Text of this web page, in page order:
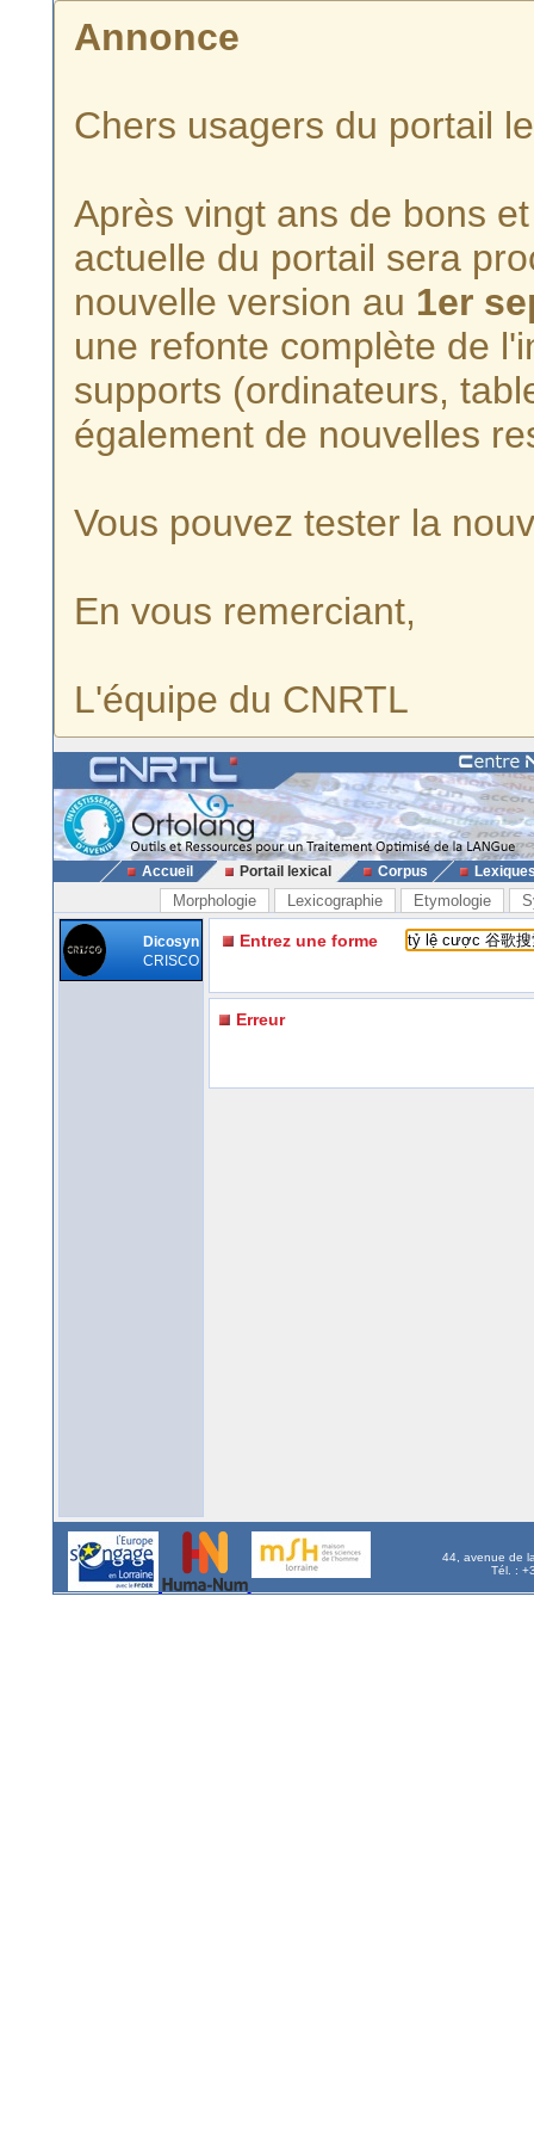
Annonce
Chers usagers du portail
Après vingt ans de bons
actuelle du portail sera
nouvelle version au 1er
une refonte complète de
supports (ordinateurs,
également de nouvelles
Vous pouvez tester la
En vous remerciant,
L'équipe du CNRTL
Accueil Portail lexical Corpus
Morphologie Lexicographie Etymologie
Dicosyn
CRISCO
Entrez une forme
Erreur
44, avenue de
Tél. :